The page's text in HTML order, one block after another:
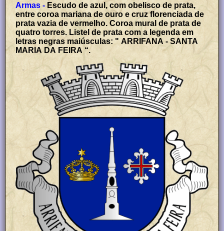
Armas - Escudo de azul, com obelisco de prata,
entre coroa mariana de ouro e cruz florenciada de
prata vazia de vermelho. Coroa mural de prata de
quatro torres. Listel de prata com a legenda em
letras negras maiúsculas: " ARRIFANA - SANTA
MARIA DA FEIRA “.